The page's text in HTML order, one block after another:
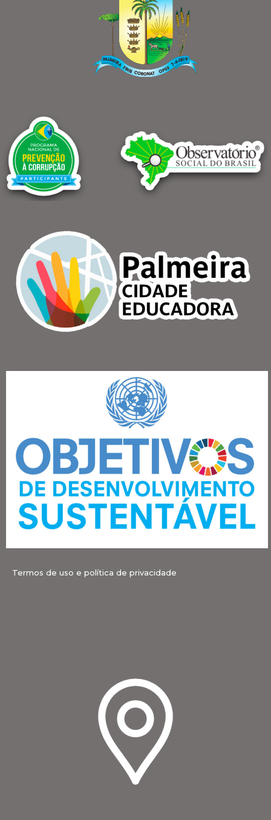
Termos de uso e política de privacidade